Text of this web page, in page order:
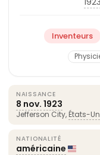
Inventeurs
NAISSANCE
8 nov. 1923
Jefferson City, États-
NATIONALITÉ
américaine